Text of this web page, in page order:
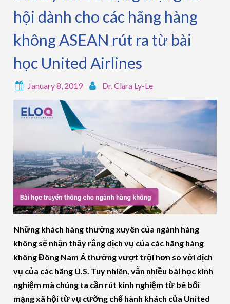
hội dành cho các hãng hàng
không ASEAN rút ra từ bài
học United Airlines
January 8, 2019 Dr. Clāra Ly-Le
Những khách hàng thường xuyên của ngành hàng
không sẽ nhận thấy rằng dịch vụ của các hãng hàng
không Đông Nam Á thường vượt trội hơn so với dịch
vụ của các hãng U.S. Tuy nhiên, vẫn nhiều bài học kinh
nghiệm mà chúng ta cần rút kinh nghiệm từ bê bối
mạng xã hội từ vụ cưỡng chế hành khách của United